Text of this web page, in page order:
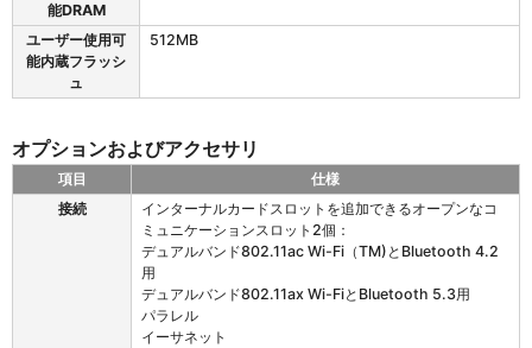
能DRAM
ユーザー使用可
能内蔵フラッシ
ュ
512MB
オプションおよびアクセサリ
項目
仕様
接続
インターナルカードスロットを追加できるオープンなコ
ミュニケーションスロット2個：
デュアルバンド802.11ac Wi-Fi（TM)とBluetooth 4.2
用
デュアルバンド802.11ax Wi-FiとBluetooth 5.3用
パラレル
イーサネット